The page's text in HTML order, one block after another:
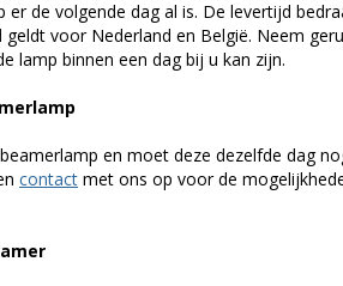
er de volgende dag al is. De levertijd
voor Nederland en België. Neem
lamp binnen een dag bij u kan zijn.
en moet deze dezelfde dag
contact met ons op voor de